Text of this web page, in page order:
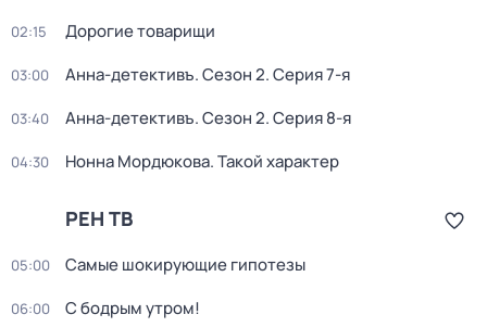
02:15 Дорогие товарищи
03:00 Анна-детективъ. Сезон 2. Серия 7-я
03:40 Анна-детективъ. Сезон 2. Серия 8-я
04:30 Нонна Мордюкова. Такой характер
РЕН ТВ
05:00 Самые шoкиpующие гипотезы
06:00 С бодрым утром!